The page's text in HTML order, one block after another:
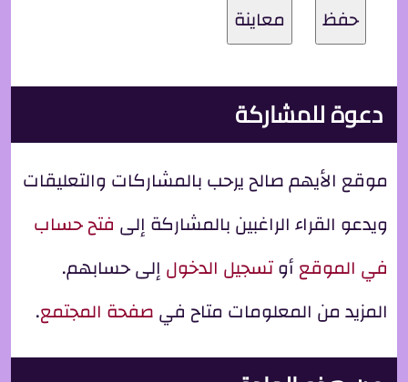
دعوة للمشاركة
موقع الأيهم صالح يرحب بالمشاركات والتعليقات
ويدعو القراء الراغبين بالمشاركة إلى فتح حساب
في الموقعأوتسجيل الدخولإلى حسابهم.
المزيد من المعلومات متاح فيصفحة المجتمع.